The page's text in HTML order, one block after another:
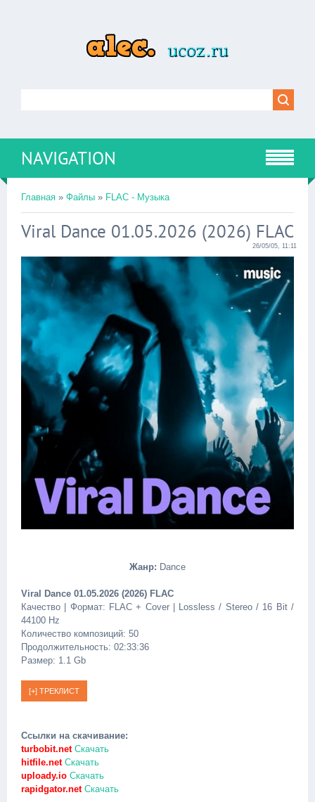
NAVIGATION
Главная » Файлы » FLAC - Музыка
Viral Dance 01.05.2026 (2026) FLAC
26/05/05, 11:11
Жанр: Dance
Viral Dance 01.05.2026 (2026) FLAC
Качество | Формат: FLAC + Cover | Lossless / Stereo / 16 Bit /
44100 Hz
Количество композиций: 50
Продолжительность: 02:33:36
Размер: 1.1 Gb
Ссылки на скачивание:
turbobit.netСкачать
hitfile.netСкачать
uploady.io Скачать
rapidgator.netСкачать